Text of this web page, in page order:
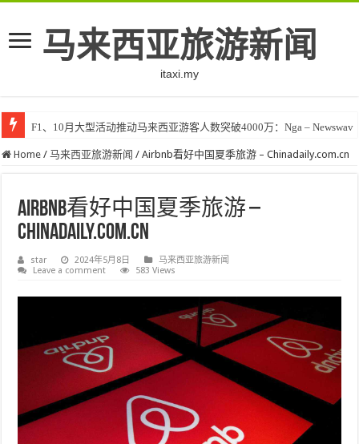
马来西亚旅游新闻
itaxi.my
F1、10月大型活动推动马来西亚游客人数突破4000万：Nga – Newswav
Home / 马来西亚旅游新闻 / Airbnb看好中国夏季旅游 – Chinadaily.com.cn
Airbnb看好中国夏季旅游 –
Chinadaily.com.cn
star 2024年5月8日
马来西亚旅游新闻
Leave a comment
583 Views